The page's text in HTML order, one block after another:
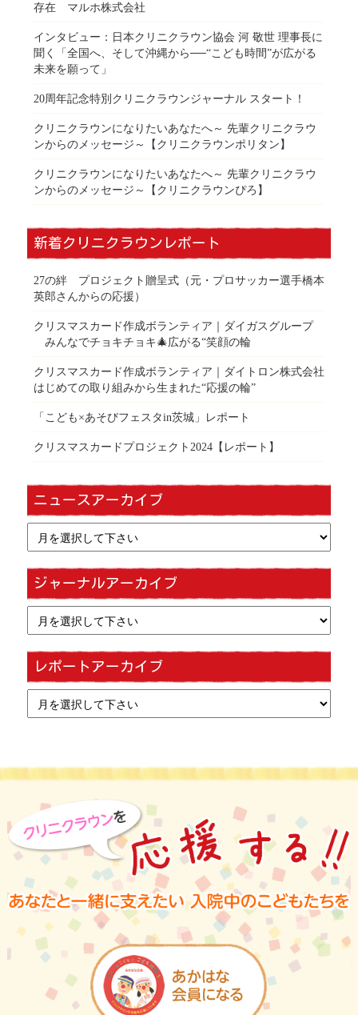
存在 マルホ株式会社
インタビュー：日本クリニクラウン協会 河 敬世 理事長に
聞く「全国へ、そして沖縄から──“こども時間”が広がる
未来を願って」
20周年記念特別クリニクラウンジャーナル スタート！
クリニクラウンになりたいあなたへ～ 先輩クリニクラウ
ンからのメッセージ～【クリニクラウンポリタン】
クリニクラウンになりたいあなたへ～ 先輩クリニクラウ
ンからのメッセージ～【クリニクラウンぴろ】
新着クリニクラウンレポート
27の絆 プロジェクト贈呈式（元・プロサッカー選手橋本
英郎さんからの応援）
クリスマスカード作成ボランティア｜ダイガスグループ
みんなでチョキチョキ🎄広がる“笑顔の輪
クリスマスカード作成ボランティア｜ダイトロン株式会社
はじめての取り組みから生まれた“応援の輪”
「こども×あそびフェスタin茨城」レポート
クリスマスカードプロジェクト2024【レポート】
ニュースアーカイブ
ジャーナルアーカイブ
レポートアーカイブ